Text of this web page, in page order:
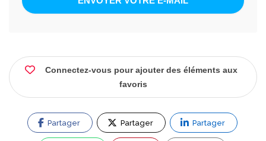
Connectez-vous pour ajouter des éléments aux
favoris
Partager Partager Partager